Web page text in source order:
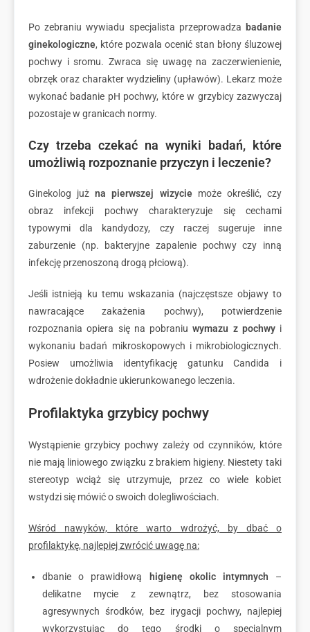
Po zebraniu wywiadu specjalista przeprowadza badanie
ginekologiczne, które pozwala ocenić stan błony śluzowej
pochwy i sromu. Zwraca się uwagę na zaczerwienienie,
obrzęk oraz charakter wydzieliny (upławów). Lekarz może
wykonać badanie pH pochwy, które w grzybicy zazwyczaj
pozostaje w granicach normy.
Czy trzeba czekać na wyniki badań, które
umożliwią rozpoznanie przyczyn i leczenie?
Ginekolog jużna pierwszej wizyciemoże określić, czy
obraz infekcji pochwy charakteryzuje się cechami
typowymi dla kandydozy, czy raczej sugeruje inne
zaburzenie (np. bakteryjne zapalenie pochwy czy inną
infekcję przenoszoną drogą płciową).
Jeśli istnieją ku temu wskazania (najczęstsze objawy to
nawracające zakażenia pochwy), potwierdzenie
rozpoznania opiera się na pobraniuwymazu z pochwyi
wykonaniu badań mikroskopowych i mikrobiologicznych.
Posiew umożliwia identyfikację gatunku Candida i
wdrożenie dokładnie ukierunkowanego leczenia.
Profilaktyka grzybicy pochwy
Wystąpienie grzybicy pochwy zależy od czynników, które
nie mają liniowego związku z brakiem higieny. Niestety taki
stereotyp wciąż się utrzymuje, przez co wiele kobiet
wstydzi się mówić o swoich dolegliwościach.
Wśród nawyków, które warto wdrożyć, by dbać o
profilaktykę, najlepiej zwrócić uwagę na:
dbanie o prawidłową higienę okolic intymnych –
delikatne mycie z zewnątrz, bez stosowania
agresywnych środków, bez irygacji pochwy, najlepiej
wykorzystując do tego środki o specjalnym